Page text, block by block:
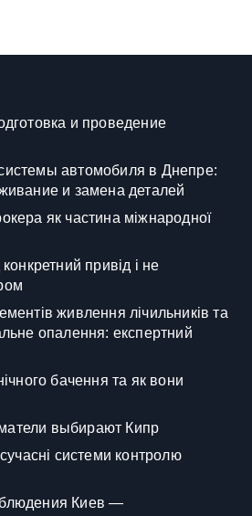
и проведение
автомобиля в Днепре:
и замена деталей
як частина міжнародної
привід і не
живлення лічильників та
опалення: експертний
бачення та як вони
выбирают Кипр
системи контролю
Киев —